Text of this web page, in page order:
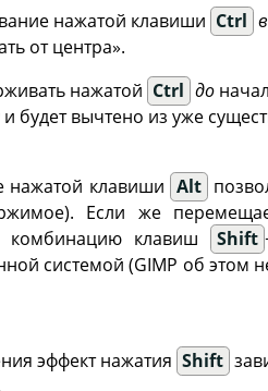
нажатой клавиши Ctrl
от центра».
нажатой Ctrl до
и будет вычтено из уже
нажатой клавиши Alt
Если же
комбинацию клавиш
Shift
системой (GIMP об этом
эффект нажатия Shift